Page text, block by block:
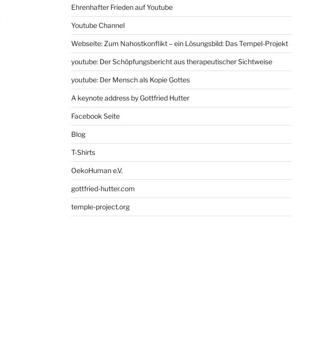
Ehrenhafter Frieden auf Youtube
Youtube Channel
Webseite: Zum Nahostkonflikt – ein Lösungsbild: Das Tempel-Projekt
youtube: Der Schöpfungsbericht aus therapeutischer Sichtweise
youtube: Der Mensch als Kopie Gottes
A keynote address by Gottfried Hutter
Facebook Seite
Blog
T-Shirts
OekoHuman e.V.
gottfried-hutter.com
temple-project.org